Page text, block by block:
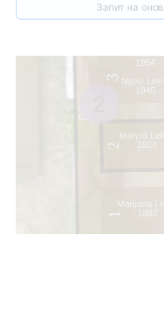
Запит на
89
1
2
3
Marijona
1882
Marytė
1924
Antanas
1954 -
Nijolė
1945 -